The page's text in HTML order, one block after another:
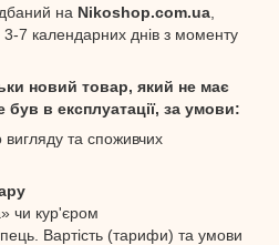
на Nikoshop.com.ua
7 календарних днів з моменту
новий товар, який не має
був в експлуатації, за умови:
та споживчих
чи кур'єром
Вартість (тарифи) та умови